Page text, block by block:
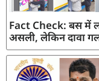
Fact Check: बस में
असली, लेकिन दावा